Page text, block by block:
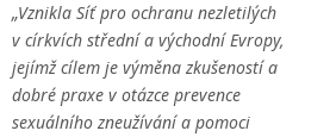
„Vznikla Síť pro ochranu nezletilých
v církvích střední a východní Evropy,
jejímž cílem je výměna zkušeností a
dobré praxe v otázce prevence
sexuálního zneužívání a pomoci